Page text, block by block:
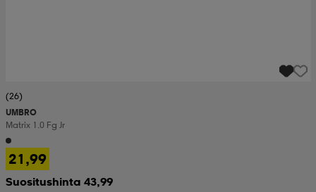
(26)
UMBRO
Matrix 1.0 Fg Jr
21,99
Suositushinta 43,99